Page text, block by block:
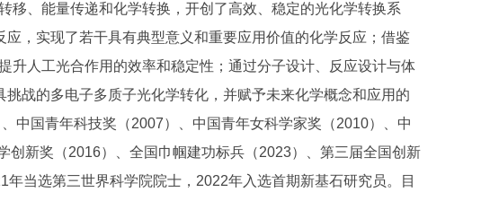
移、能量传递和化学转换，开创了高效、稳定的光化学转换系
，实现了若干具有典型意义和重要应用价值的化学反应；借鉴
升人工光合作用的效率和稳定性；通过分子设计、反应设计与体
战的多电子多质子光化学转化，并赋予未来化学概念和应用的
中国青年科技奖（2007）、中国青年女科学家奖（2010）、中
创新奖（2016）、全国巾帼建功标兵（2023）、第三届全国创新
当选第三世界科学院院士，2022年入选首期新基石研究员。目